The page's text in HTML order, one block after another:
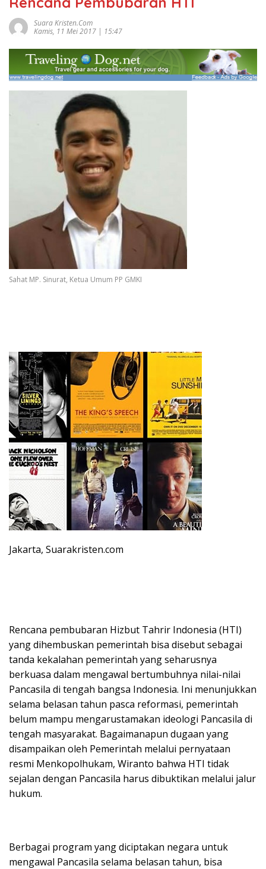
Suara Kristen.com
Kamis, 11 Mei 2017 | 15:47
Sahat MP. Sinurat, Ketua Umum PP GMKI
Jakarta, Suarakristen.com
Rencana pembubaran Hizbut Tahrir Indonesia (HTI)
yang dihembuskan pemerintah bisa disebut sebagai
tanda kekalahan pemerintah yang seharusnya
berkuasa dalam mengawal bertumbuhnya nilai-nilai
Pancasila di tengah bangsa Indonesia. Ini menunjukkan
selama belasan tahun pasca reformasi, pemerintah
belum mampu mengarustamakan ideologi Pancasila di
tengah masyarakat. Bagaimanapun dugaan yang
disampaikan oleh Pemerintah melalui pernyataan
resmi Menkopolhukam, Wiranto bahwa HTI tidak
sejalan dengan Pancasila harus dibuktikan melalui jalur
hukum.
Berbagai program yang diciptakan negara untuk
mengawal Pancasila selama belasan tahun, bisa